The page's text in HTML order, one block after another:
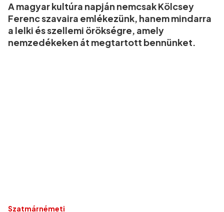
A magyar kultúra napján nemcsak Kölcsey
Ferenc szavaira emlékezünk, hanem mindarra
a lelki és szellemi örökségre, amely
nemzedékeken át megtartott bennünket.
Szatmárnémeti